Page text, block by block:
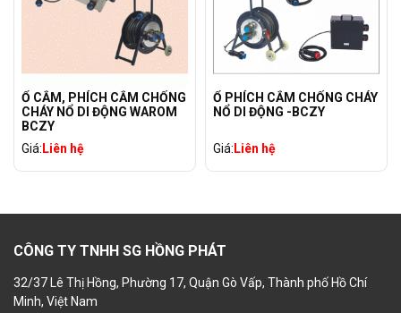
Ổ CẮM, PHÍCH CẮM CHỐNG
CHÁY NỔ DI ĐỘNG WAROM
BCZY
Giá: Liên hệ
Ổ PHÍCH CẮM CHỐNG CHÁY
NỔ DI ĐỘNG -BCZY
Giá: Liên hệ
CÔNG TY TNHH SG HỒNG PHÁT
32/37 Lê Thị Hồng, Phường 17, Quận Gò Vấp, Thành phố Hồ Chí
Minh, Việt Nam